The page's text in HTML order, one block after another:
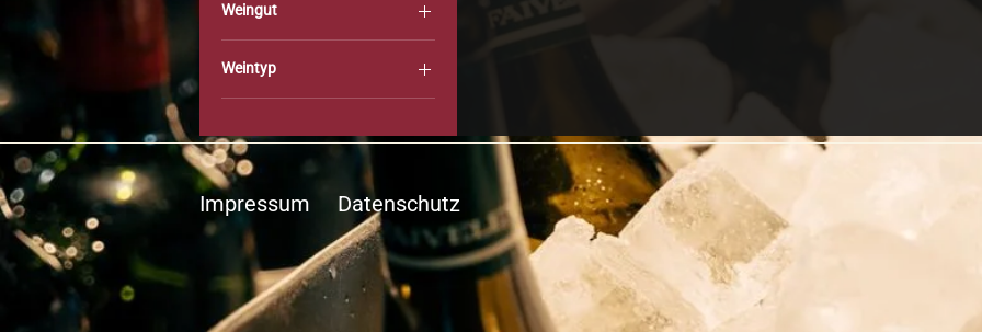
Weingut
Korrell
Weintyp
#classics
Impressum Datenschutz